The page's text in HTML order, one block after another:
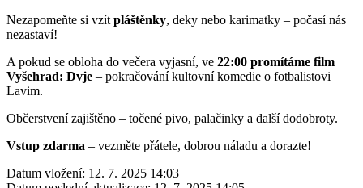
Nezapomeňte si vzít pláštěnky, deky nebo karimatky – počasí nás
nezastaví!
A pokud se obloha do večera vyjasní, ve 22:00 promítáme film
Vyšehrad: Dvje – pokračování kultovní komedie o fotbalistovi
Lavim.
Občerstvení zajištěno – točené pivo, palačinky a další dodobroty.
Vstup zdarma – vezměte přátele, dobrou náladu a dorazte!
Datum vložení: 12. 7. 2025 14:03